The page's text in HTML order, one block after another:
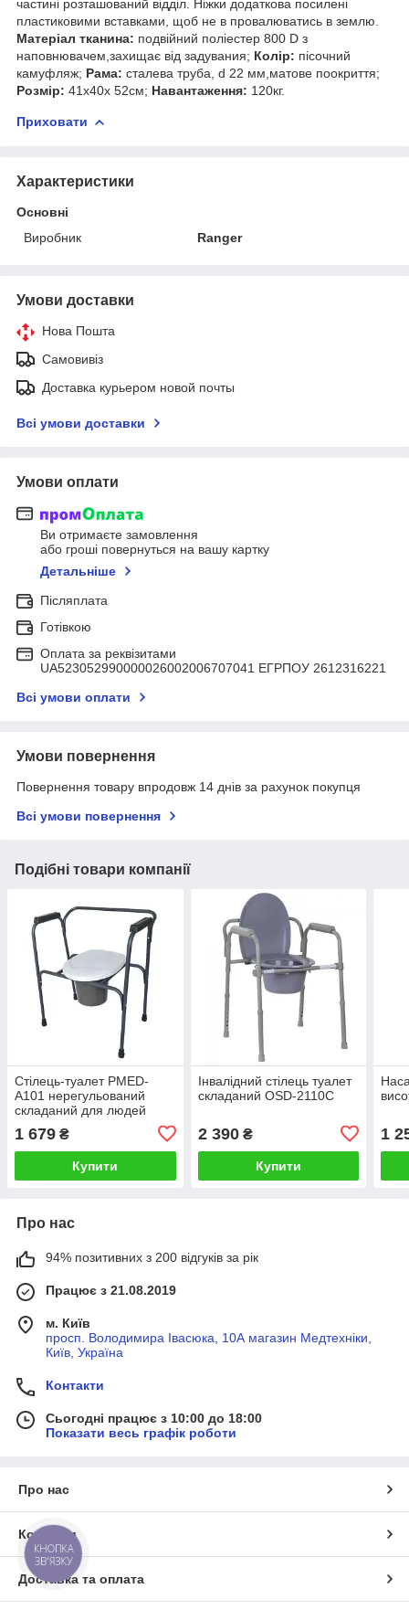
частині розташований відділ. Ніжки додаткова посилені
пластиковими вставками, щоб не в провалюватись в землю.
Матеріал тканина: подвійний поліестер 800 D з
наповнювачем,захищає від задувания; Колір: пісочний
камуфляж; Рама: сталева труба, d 22 мм,матове поокриття;
Розмір: 41х40х 52см; Навантаження: 120кг.
Приховати
Характеристики
Основні
Виробник
Ranger
Умови доставки
Нова Пошта
Самовивіз
Доставка курьером новой почты
Всі умови доставки
Умови оплати
Ви отримаєте замовлення
або гроші повернуться на вашу картку
Детальніше
Післяплата
Готівкою
Оплата за реквізитами
UA523052990000026002006707041 ЕГРПОУ 2612316221
Всі умови оплати
Умови повернення
Повернення товару впродовж 14 днів за рахунок покупця
Всі умови повернення
Подібні товари компанії
Стілець-туалет PMED-
А101 нерегульований
складаний для людей
похилого віку та людей з
інвалідністю
1 679 ₴
Купити
Інвалідний стілець туалет
складаний OSD-2110С
2 390₴
Купити
1
Про нас
94% позитивних з 200 відгуків за рік
Працює з 21.08.2019
м. Київ
просп. Володимира Івасюка, 10А магазин Медтехніки,
Київ, Україна
Контакти
Сьогодні працює з 10:00 до 18:00
Показати весь графік роботи
Про нас
Контакти
Доставка та оплата
КНОПКА
ЗВ'ЯЗКУ